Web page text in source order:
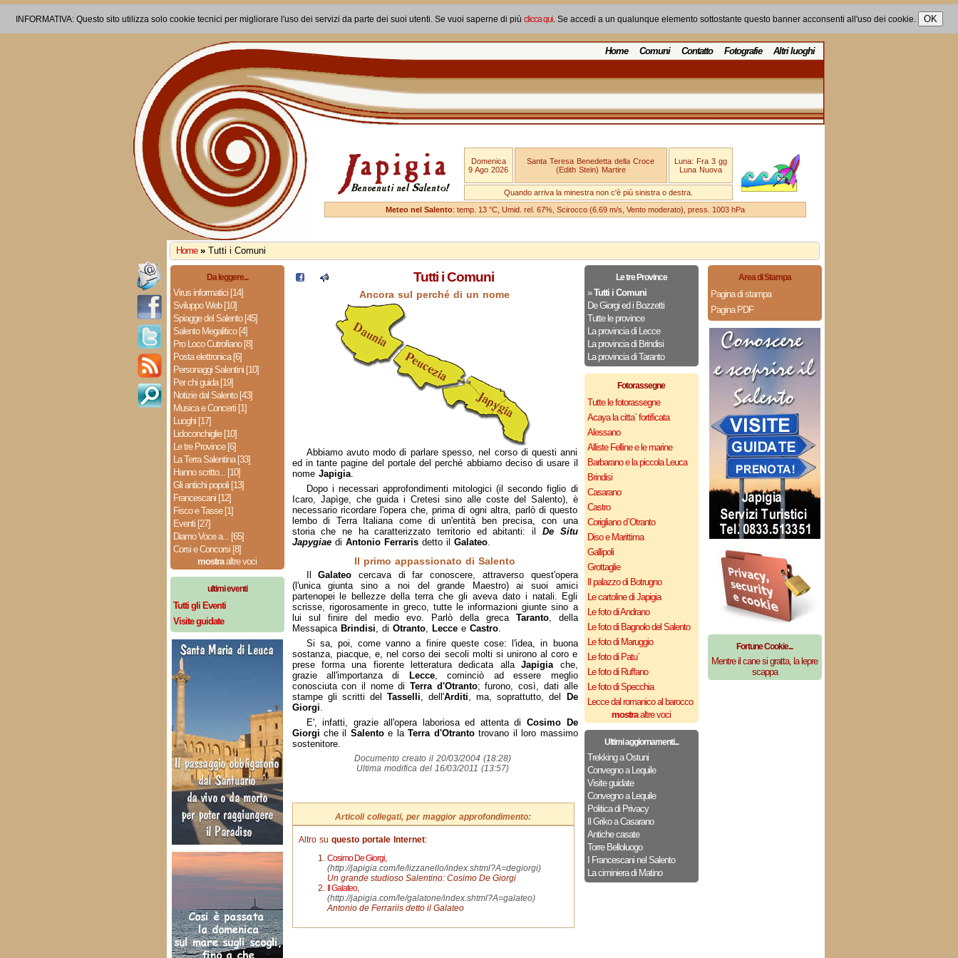
INFORMATIVA: Questo sito utilizza solo cookie tecnici per migliorare l'uso dei servizi da parte dei suoi utenti. Se vuoi saperne di più clicca qui. Se accedi a un qualunque elemento sottostante questo banner acconsenti all'uso dei cookie.
Home Comuni Contatto Fotografie Altri luoghi
Domenica
9 Ago 2026
Santa Teresa Benedetta della Croce
(Edith Stein) Martire
Luna: Fra 3 gg
Luna Nuova
Quando arriva la minestra non c'è più sinistra o destra.
Meteo nel Salento: temp. 13 °C, Umid. rel. 67%, Scirocco (6.69 m/s, Vento moderato), press. 1003 hPa
Home » Tutti i Comuni
Da leggere...
Virus informatici [14]
Sviluppo Web [10]
Spiagge del Salento [45]
Salento Megalitico [4]
Pro Loco Cutrofiano [8]
Posta elettronica [6]
Personaggi Salentini [10]
Per chi guida [19]
Notizie dal Salento [43]
Musica e Concerti [1]
Luoghi [17]
Lidoconchiglie [10]
Le tre Province [6]
La Terra Salentina [33]
Hanno scritto... [10]
Gli antichi popoli [13]
Francescani [12]
Fisco e Tasse [1]
Eventi [27]
Diamo Voce a... [65]
Corsi e Concorsi [8]
mostraaltre voci
ultimi eventi
Tutti gli Eventi
Visite guidate
Le tre Province
»Tutti i Comuni
De Giorgi ed i Bozzetti
Tutte le province
La provincia di Lecce
La provincia di Brindisi
La provincia di Taranto
Fotorassegne
Tutte le fotorassegne
Acaya la citta` fortificata
Alessano
Alliste Felline e le marine
Barbarano e la piccola Leuca
Brindisi
Casarano
Castro
Corigliano d`Otranto
Diso e Marittima
Gallipoli
Grottaglie
Il palazzo di Botrugno
Le cartoline di Japigia
Le foto di Andrano
Le foto di Bagnolo del Salento
Le foto di Maruggio
Le foto di Patu`
Le foto di Ruffano
Le foto di Specchia
Lecce dal romanico al barocco
mostraaltre voci
Ultimi aggiornamenti...
Trekking a Ostuni
Convegno a Lequile
Visite guidate
Convegno a Lequile
Politica di Privacy
Il Griko a Casarano
Antiche casate
Torre Belloluogo
I Francescani nel Salento
La ciminiera di Matino
Tutti i Comuni
Ancora sul perché di un nome
Abbiamo avuto modo di parlare spesso, nel corso di questi anni
ed in tante pagine del portale del perché abbiamo deciso di usare il
nome Japigia.
Dopo i necessari approfondimenti mitologici (il secondo figlio di
Icaro, Japìge, che guida i Cretesi sino alle coste del Salento), è
necessario ricordare l'opera che, prima di ogni altra, parlò di questo
lembo di Terra Italiana come di un'entità ben precisa, con una
storia che ne ha caratterizzato territorio ed abitanti: il De Situ
Japygiaedi Antonio Ferrarisdetto il Galateo.
Il primo appassionato di Salento
IlGalateo cercava di far conoscere, attraverso quest'opera
(l'unica giunta sino a noi del grande Maestro) ai suoi amici
partenopei le bellezze della terra che gli aveva dato i natali. Egli
scrisse, rigorosamente in greco, tutte le informazioni giunte sino a
lui sul finire del medio evo. Parlò della greca Taranto, della
Messapica Brindisi, di Otranto, Lecce e Castro.
Si sa, poi, come vanno a finire queste cose: l'idea, in buona
sostanza, piacque, e, nel corso dei secoli molti si unirono al coro e
prese forma una fiorente letteratura dedicata allaJapigia che,
grazie all'importanza di
Lecce, cominciò ad essere meglio
conosciuta con il nome di Terra d'Otranto; furono, così, dati alle
stampe gli scritti del Tasselli, dell'Arditi, ma, soprattutto, del
De
Giorgi.
E', infatti, grazie all'opera laboriosa ed attenta di Cosimo De
Giorgi che il Salentoe laTerra d'Otrantotrovano il loro massimo
sostenitore.
Documento creato il 20/03/2004 (18:28)
Ultima modifica del 16/03/2011 (13:57)
Articoli collegati, per maggior approfondimento:
Altro su questo portale Internet:
Cosimo De Giorgi,
(http://japigia.com/le/lizzanello/index.shtml?A=degiorgi)
Un grande studioso Salentino: Cosimo De Giorgi
Il Galateo,
(http://japigia.com/le/galatone/index.shtml?A=galateo)
Antonio de Ferrariis detto il Galateo
Area di Stampa
Pagina di stampa
Pagina PDF
Fortune Cookie...
Mentre il cane si gratta, la lepre
scappa